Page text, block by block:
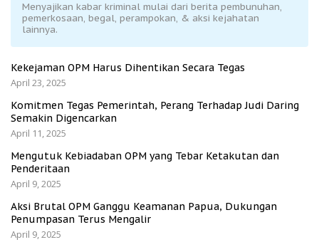
Menyajikan kabar kriminal mulai dari berita pembunuhan,
pemerkosaan, begal, perampokan, & aksi kejahatan
lainnya.
Kekejaman OPM Harus Dihentikan Secara Tegas
April 23, 2025
Komitmen Tegas Pemerintah, Perang Terhadap Judi Daring
Semakin Digencarkan
April 11, 2025
Mengutuk Kebiadaban OPM yang Tebar Ketakutan dan
Penderitaan
April 9, 2025
Aksi Brutal OPM Ganggu Keamanan Papua, Dukungan
Penumpasan Terus Mengalir
April 9, 2025